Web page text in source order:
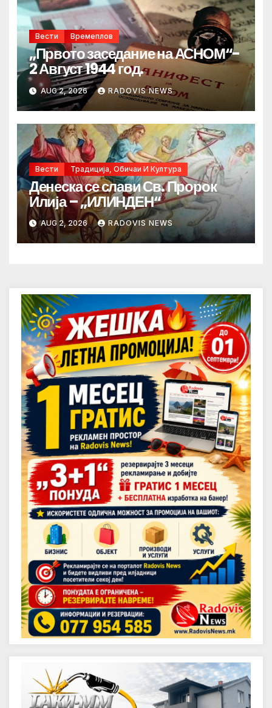
Вести Времеплов
„Првото заседание на АСНОМ“-
2 Август 1944 год.
AUG 2, 2026 RADOVIS NEWS
Вести Традиција, Обичаи И Култура
Денеска се слави Св. Пророк
Илија – „ИЛИНДЕН“
AUG 2, 2026 RADOVIS NEWS